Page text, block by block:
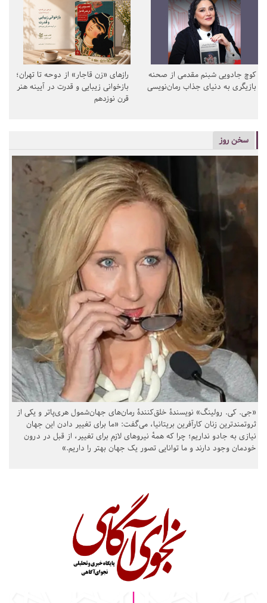
کوچ جادویی شبنم مقدمی از صحنه
بازیگری به دنیای جذاب رمان‌نویسی
رازهای «زن قاجار» از دوحه تا تهران؛
بازخوانی زیبایی و قدرت در آیینه هنر
قرن نوزدهم
سخن روز
«جی. کی. رولینگ» نویسندهٔ خلق‌کنندهٔ رمان‌های جهان‌شمول هری‌پاتر و یکی از
ثروتمندترین زنان کارآفرین بریتانیا، می‌گفت: «ما برای تغییر دادن این جهان
نیازی به جادو نداریم؛ چرا که همهٔ نیروهای لازم برای تغییر، از قبل در درون
خودمان وجود دارند و ما توانایی تصور یک جهان بهتر را داریم.»